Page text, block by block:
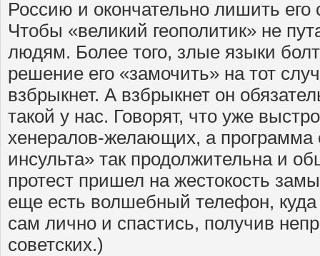
Россию и окончательно лишить его
Чтобы «великий геополитик» не
людям. Более того, злые языки
решение его «замочить» на тот
взбрыкнет. А взбрыкнет он
такой у нас. Говорят, что уже
хенералов-желающих, а программа
инсульта» так продолжительна и
протест пришел на жестокость
еще есть волшебный телефон, куда
сам лично и спастись, получив
советских.)